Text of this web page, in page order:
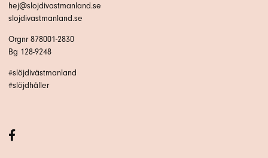
hej@slojdivastmanland.se
slojdivastmanland.se
Orgnr 878001-2830
Bg 128-9248
#slöjdivästmanland
#slöjdhåller